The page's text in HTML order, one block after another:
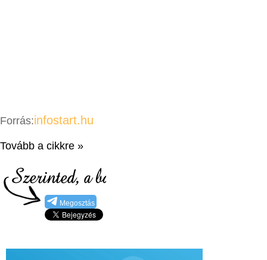
Forrás:infostart.hu
Tovább a cikkre »
Megosztás